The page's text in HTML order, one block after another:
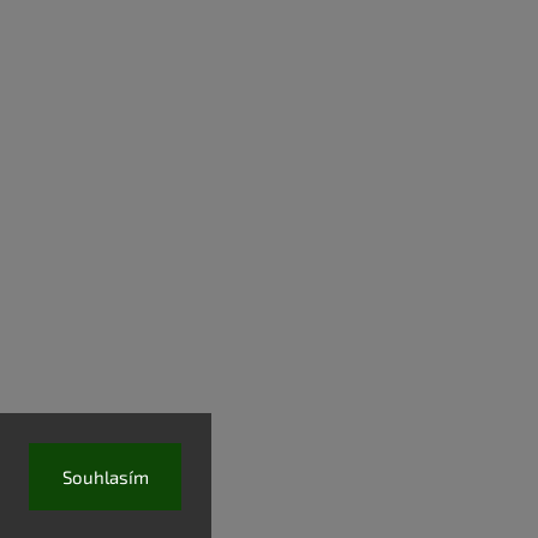
Souhlasím